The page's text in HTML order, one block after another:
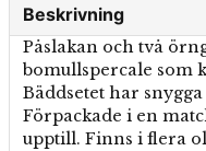
Beskrivning
Påslakan och två
bomullspercale som
Bäddsetet har
Förpackade i en
upptill. Finns i flera